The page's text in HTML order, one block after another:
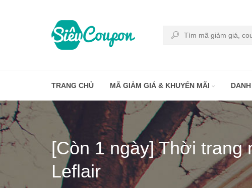
TRANG CHỦ MÃ GIẢM GIÁ & KHUYẾN MÃI
[Còn 1 ngày] Thời trang
Leflair